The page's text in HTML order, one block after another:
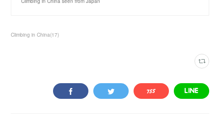
Climbing in China(17)